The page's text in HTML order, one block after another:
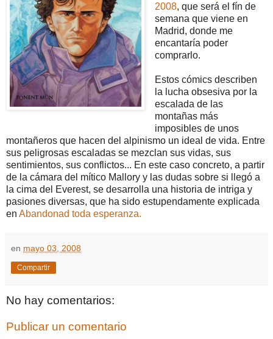
2008, que será el fín de
semana que viene en
Madrid, donde me
encantaría poder
comprarlo.
Estos cómics describen
la lucha obsesiva por la
escalada de las
montañas más
imposibles de unos
montañeros que hacen del alpinismo un ideal de vida. Entre
sus peligrosas escaladas se mezclan sus vidas, sus
sentimientos, sus conflictos... En este caso concreto, a partir
de la cámara del mítico Mallory y las dudas sobre si llegó a
la cima del Everest, se desarrolla una historia de intriga y
pasiones diversas, que ha sido estupendamente explicada
en Abandonad toda esperanza.
en mayo 03, 2008
Compartir
No hay comentarios:
Publicar un comentario